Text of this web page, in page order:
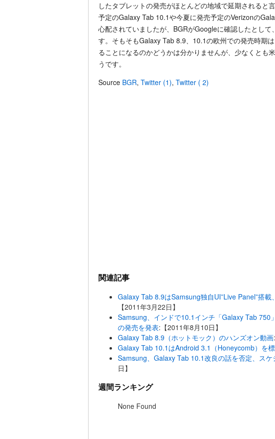
したタブレットの発売がほとんどの地域で延期されると
予定のGalaxy Tab 10.1や今夏に発売予定のVerizonの
心配されていましたが、BGRがGoogleに確認したとして
す。そもそもGalaxy Tab 8.9、10.1の欧州での発売時期
ることになるのかどうかは分かりませんが、少なくとも
うです。
Source BGR, Twitter (1), Twitter ( 2)
関連記事
Galaxy Tab 8.9はSamsung独自UI”Live Panel”搭載
【2011年3月22日】
Samsung、インドで10.1インチ「Galaxy Tab 750
の発売を発表:【2011年8月10日】
Galaxy Tab 8.9（ホットモック）のハンズオン動画
Galaxy Tab 10.1はAndroid 3.1（Honeycomb）を
Samsung、Galaxy Tab 10.1改良の話を否定、スケ
日】
週間ランキング
None Found